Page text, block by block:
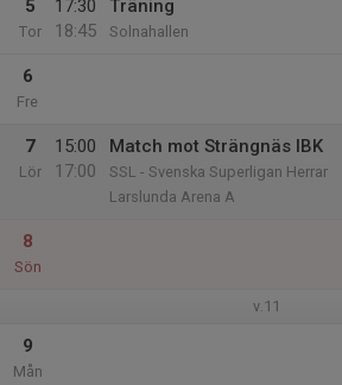
5
Tor
17:30
18:45
Träning
Solnahallen
6
Fre
7
Lör
15:00
17:00
Match mot Strängnäs IBK
SSL - Svenska Superligan Herrar
Larslunda Arena A
8
Sön
v.11
9
Mån